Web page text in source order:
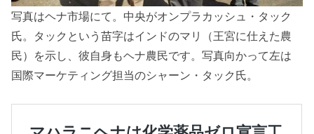
写真はヘナ市場にて。中央がオンプラカッシュ・タック
氏。タックという苗字はインドのマリ（王宮に仕えた農
民）を示し、彼自身もヘナ農民です。写真向かって左は
国際マーケティング担当のシャーン・タック氏。